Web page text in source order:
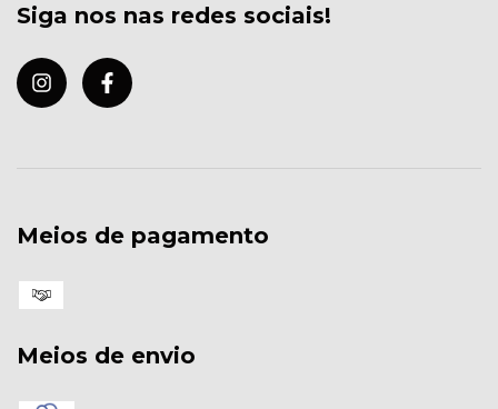
Siga nos nas redes sociais!
Meios de pagamento
Meios de envio